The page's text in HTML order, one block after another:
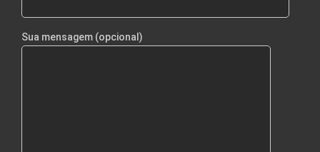
Sua mensagem (opcional)